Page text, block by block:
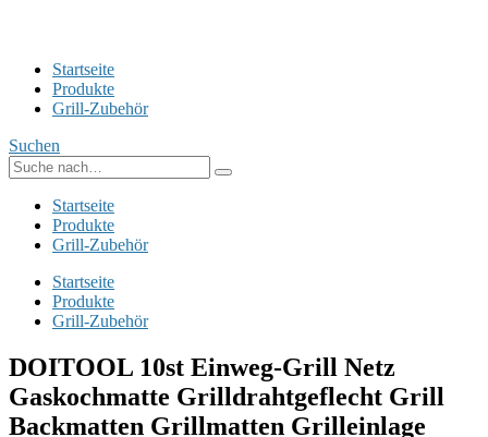
Startseite
Produkte
Grill-Zubehör
Suchen
Startseite
Produkte
Grill-Zubehör
Startseite
Produkte
Grill-Zubehör
DOITOOL 10st Einweg-Grill Netz
Gaskochmatte Grilldrahtgeflecht Grill
Backmatten Grillmatten Grilleinlage